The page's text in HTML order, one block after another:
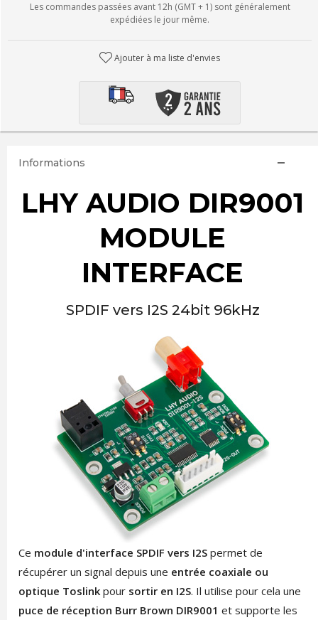
Les commandes passées avant 12h (GMT + 1) sont généralement
expédiées le jour même.
Ajouter à ma liste d'envies
Informations
LHY AUDIO DIR9001
MODULE
INTERFACE
SPDIF vers I2S 24bit 96kHz
Ce module d'interface SPDIF vers I2Spermet de
récupérer un signal depuis une entrée coaxiale ou
optique Toslinkpour sortir en I2S. Il utilise pour cela une
puce de réception Burr Brown DIR9001 et supporte les